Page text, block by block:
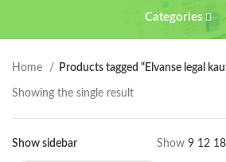
Categories
Home Products tagged “Elvanse legal
Showing the single result
Show sidebar Show 9 12 18